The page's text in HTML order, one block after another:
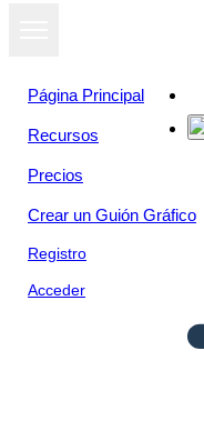
Página Principal
Recursos
Precios
Crear un Guión Gráfico
Registro
Acceder